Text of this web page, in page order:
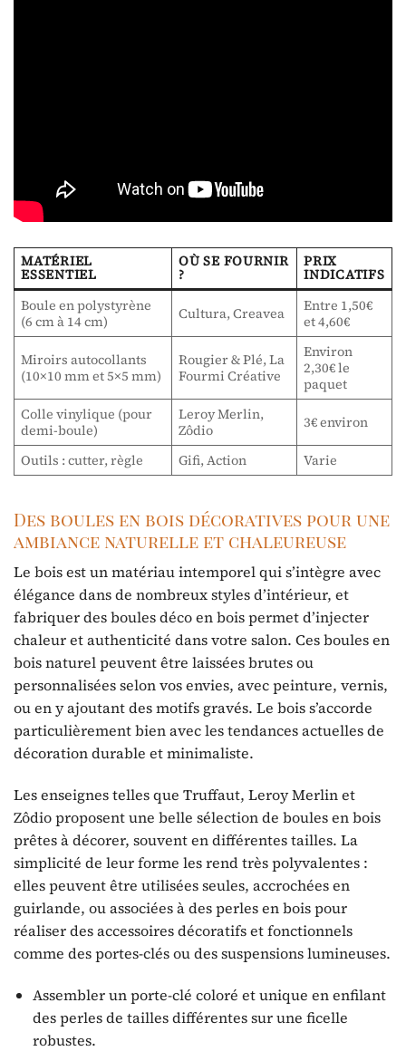
MATÉRIEL
ESSENTIEL
OÙ SE FOURNIR
?
PRIX
INDICATIFS
Boule en polystyrène
(6 cm à 14 cm)
Cultura, Creavea
Entre 1,50€
et 4,60€
Miroirs autocollants
(10×10 mm et 5×5 mm)
Rougier & Plé, La
Fourmi Créative
Environ
2,30€ le
paquet
Colle vinylique (pour
demi-boule)
Leroy Merlin,
Zôdio
3€ environ
Outils : cutter, règle Gifi, Action Varie
Des boules en bois décoratives pour une
ambiance naturelle et chaleureuse
Le bois est un matériau intemporel qui s’intègre avec
élégance dans de nombreux styles d’intérieur, et
fabriquer des boules déco en bois permet d’injecter
chaleur et authenticité dans votre salon. Ces boules en
bois naturel peuvent être laissées brutes ou
personnalisées selon vos envies, avec peinture, vernis,
ou en y ajoutant des motifs gravés. Le bois s’accorde
particulièrement bien avec les tendances actuelles de
décoration durable et minimaliste.
Les enseignes telles que Truffaut, Leroy Merlin et
Zôdio proposent une belle sélection de boules en bois
prêtes à décorer, souvent en différentes tailles. La
simplicité de leur forme les rend très polyvalentes :
elles peuvent être utilisées seules, accrochées en
guirlande, ou associées à des perles en bois pour
réaliser des accessoires décoratifs et fonctionnels
comme des portes-clés ou des suspensions lumineuses.
Assembler un porte-clé coloré et unique en enfilant
des perles de tailles différentes sur une ficelle
robustes.